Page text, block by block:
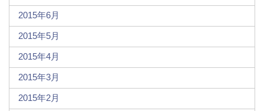
2015年6月
2015年5月
2015年4月
2015年3月
2015年2月